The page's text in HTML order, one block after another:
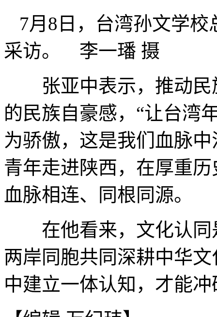
7月8日，台湾孙文学
采访。 李一璠 摄
张亚中表示，推动民
的民族自豪感，“让台湾
为骄傲，这是我们血脉
青年走进陕西，在厚重
血脉相连、同根同源。
在他看来，文化认同
两岸同胞共同深耕中华
中建立一体认知，才能